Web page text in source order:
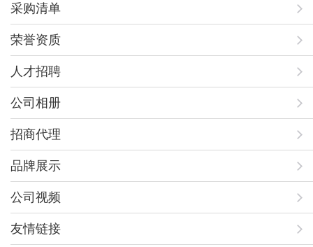
采购清单
荣誉资质
人才招聘
公司相册
招商代理
品牌展示
公司视频
友情链接